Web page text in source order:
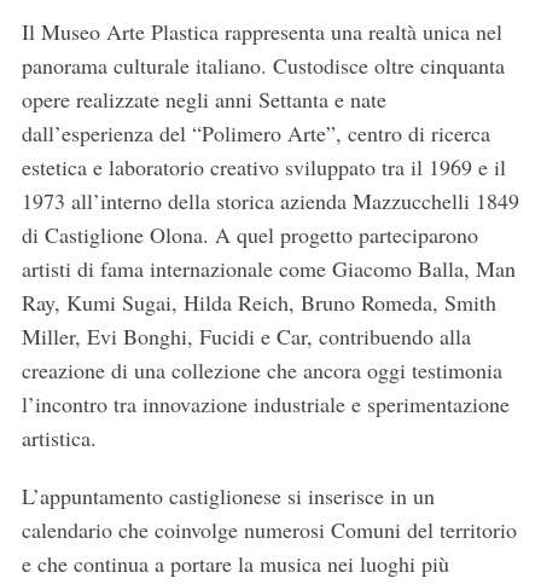
Il Museo Arte Plastica rappresenta una realtà unica nel
panorama culturale italiano. Custodisce oltre cinquanta
opere realizzate negli anni Settanta e nate
dall’esperienza del “Polimero Arte”, centro di ricerca
estetica e laboratorio creativo sviluppato tra il 1969 e il
1973 all’interno della storica azienda Mazzucchelli 1849
di Castiglione Olona. A quel progetto parteciparono
artisti di fama internazionale come Giacomo Balla, Man
Ray, Kumi Sugai, Hilda Reich, Bruno Romeda, Smith
Miller, Evi Bonghi, Fucidi e Car, contribuendo alla
creazione di una collezione che ancora oggi testimonia
l’incontro tra innovazione industriale e sperimentazione
artistica.
L’appuntamento castiglionese si inserisce in un
calendario che coinvolge numerosi Comuni del territorio
e che continua a portare la musica nei luoghi più